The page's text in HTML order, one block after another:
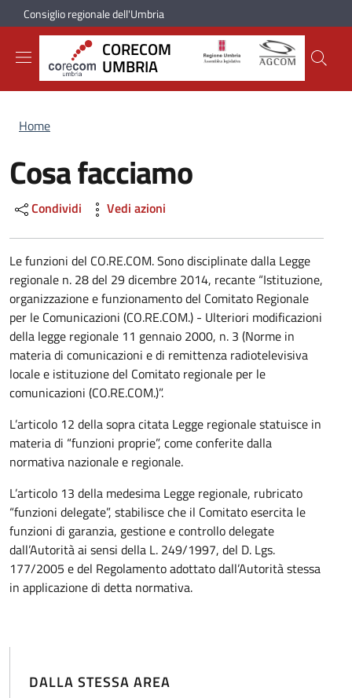
al contenuto principale
to footer content
Consiglio regionale dell'Umbria
CORECOM
UMBRIA
Briciole di pane
Home
Cosa facciamo
Condividi Vedi azioni
Le funzioni del CO.RE.COM. Sono disciplinate dalla Legge
regionale n. 28 del 29 dicembre 2014, recante “Istituzione,
organizzazione e funzionamento del Comitato Regionale
per le Comunicazioni (CO.RE.COM.) - Ulteriori modificazioni
della legge regionale 11 gennaio 2000, n. 3 (Norme in
materia di comunicazioni e di remittenza radiotelevisiva
locale e istituzione del Comitato regionale per le
comunicazioni (CO.RE.COM.)”.
L’articolo 12 della sopra citata Legge regionale statuisce in
materia di “funzioni proprie”, come conferite dalla
normativa nazionale e regionale.
L’articolo 13 della medesima Legge regionale, rubricato
“funzioni delegate”, stabilisce che il Comitato esercita le
funzioni di garanzia, gestione e controllo delegate
dall’Autorità ai sensi della L. 249/1997, del D. Lgs.
177/2005 e del Regolamento adottato dall’Autorità stessa
in applicazione di detta normativa.
DALLA STESSA AREA